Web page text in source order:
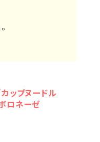
ップヌードル
ロネーゼ